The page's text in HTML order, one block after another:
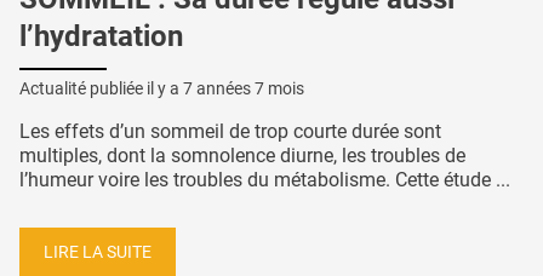
l’hydratation
Actualité publiée il y a 7 années 7 mois
Les effets d’un sommeil de trop courte durée sont
multiples, dont la somnolence diurne, les troubles de
l’humeur voire les troubles du métabolisme. Cette étude ...
LIRE LA SUITE